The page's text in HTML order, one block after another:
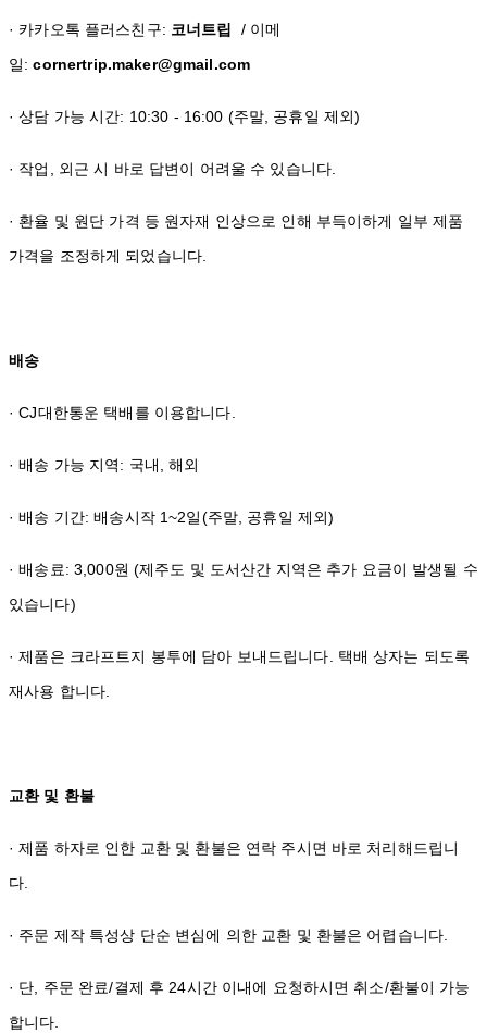
· 카카오톡 플러스친구: 코너트립
/ 이메
일:cornertrip.maker@gmail.com
· 상담 가능 시간: 10:30 - 16:00 (주말, 공휴일 제외)
· 작업, 외근 시 바로 답변이 어려울 수 있습니다.
· 환율 및 원단 가격 등 원자재 인상으로 인해 부득이하게 일부 제품
가격을 조정하게 되었습니다.
배송
· CJ대한통운 택배를 이용합니다.
· 배송 가능 지역: 국내, 해외
· 배송 기간: 배송시작 1~2일(주말, 공휴일 제외)
· 배송료: 3,000원 (제주도 및 도서산간 지역은 추가 요금이 발생될 수
있습니다)
· 제품은 크라프트지 봉투에 담아 보내드립니다. 택배 상자는 되도록
재사용 합니다.
교환 및 환불
· 제품 하자로 인한 교환 및 환불은 연락 주시면 바로 처리해드립니
다.
· 주문 제작 특성상 단순 변심에 의한 교환 및 환불은 어렵습니다.
· 단, 주문 완료/결제 후 24시간 이내에 요청하시면 취소/환불이 가능
합니다.